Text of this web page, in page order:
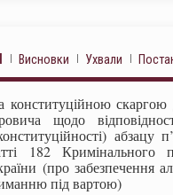
Висновки Ухвали
конституційною
щодо
абзацу
182 Кримінального
(про забезпечення
під вартою)